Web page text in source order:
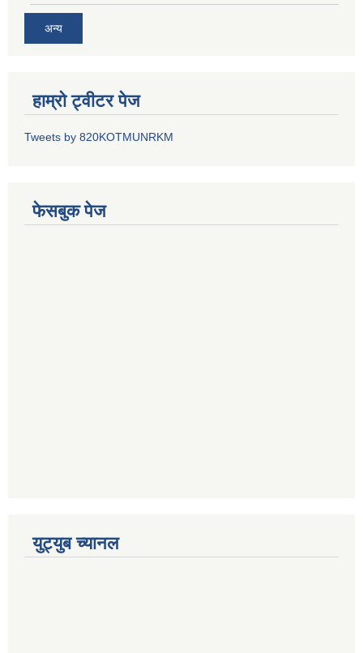
अन्य
हाम्रो ट्वीटर पेज
Tweets by 820KOTMUNRKM
फेसबुक पेज
युट्युब च्यानल